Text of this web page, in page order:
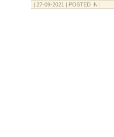
| 27-09-2021 | POSTED IN |